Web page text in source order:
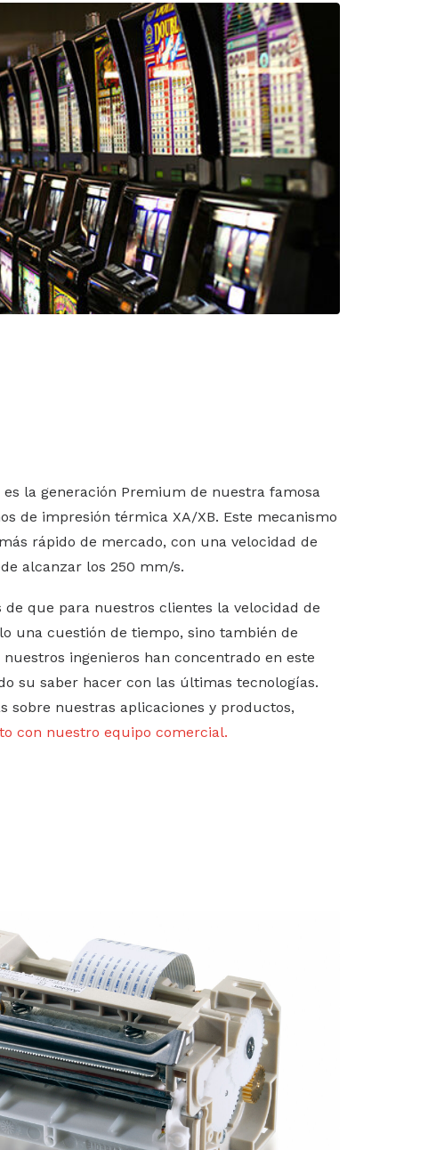
la generación Premium de nuestra famosa
de impresión térmica XA/XB. Este mecanismo
rápido de mercado, con una velocidad de
alcanzar los 250 mm/s.
de que para nuestros clientes la velocidad de
una cuestión de tiempo, sino también de
nuestros ingenieros han concentrado en este
su saber hacer con las últimas tecnologías.
sobre nuestras aplicaciones y productos,
con nuestro equipo comercial.